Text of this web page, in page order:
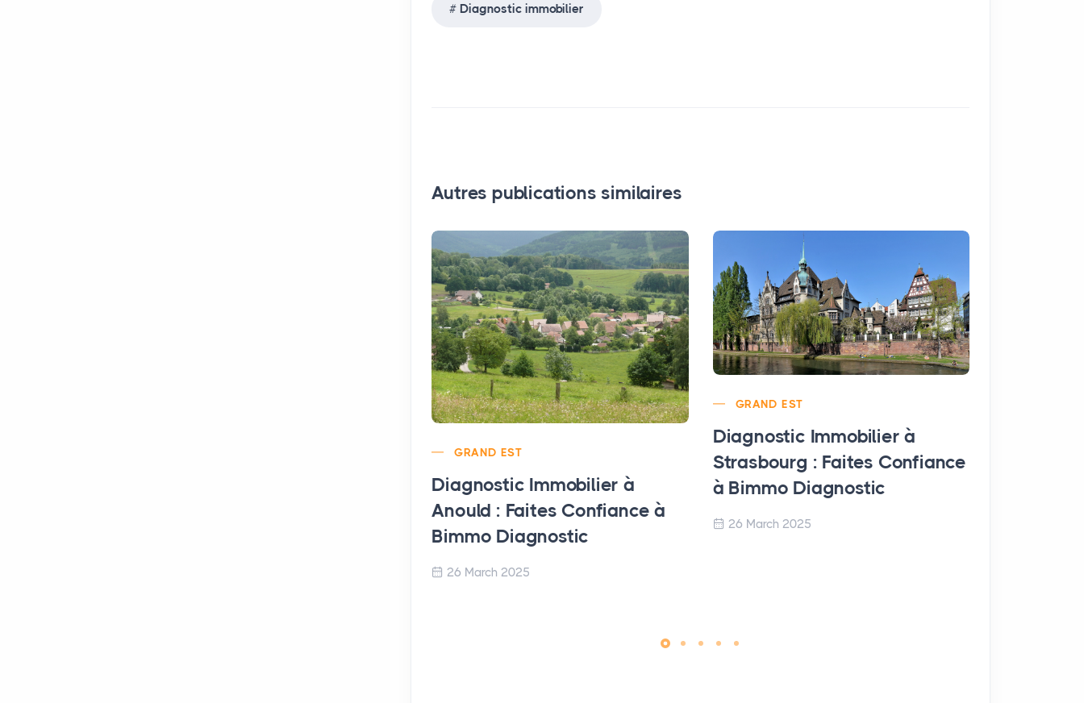
Diagnostic immobilier
Autres publications similaires
GRAND EST
Diagnostic Immobilier à
Anould : Faites Confiance à
Bimmo Diagnostic
26 March 2025
GRAND EST
Diagnostic Immobilier à
Strasbourg : Faites Confiance
à Bimmo Diagnostic
26 March 2025